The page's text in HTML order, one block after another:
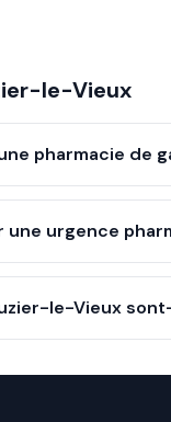
le-Vieux
pharmacie de
une urgence
le-Vieux